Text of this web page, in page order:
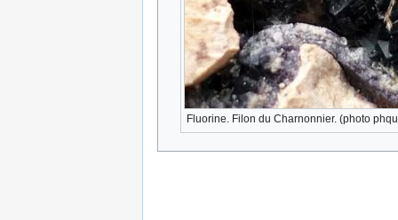
Fluorine. Filon du Charnonnier. (photo